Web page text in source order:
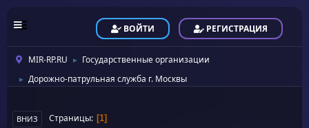
ВОЙТИ РЕГИСТРАЦИЯ
MIR-RP.RU ► Государственные организации
► Дорожно-патрульная служба г. Москвы
ВНИЗ Страницы 1